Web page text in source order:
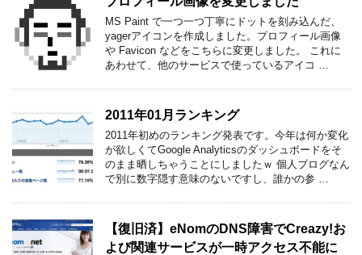
MS Paint で一つ一つ丁寧にドットを刻み込んだ、
yagerアイコンを作成しました。プロフィール画像
や Favicon などをこちらに変更しました。 これに
あわせて、他のサービスで使っているアイコ …
2011年01月ランキング
2011年初めのランキング発表です。今年は何か変化
が欲しくてGoogle Analyticsのダッシュボードをそ
のまま晒しちゃうことにしましたｗ 個人ブログなん
で別に数字隠す意味のないですし、誰かの参 …
【復旧済】eNomのDNS障害でCreazy!お
よび関連サービスが一時アクセス不能に